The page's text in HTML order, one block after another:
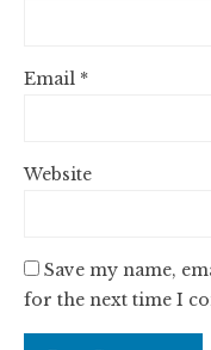
Email *
Website
Save my name,
for the next time I